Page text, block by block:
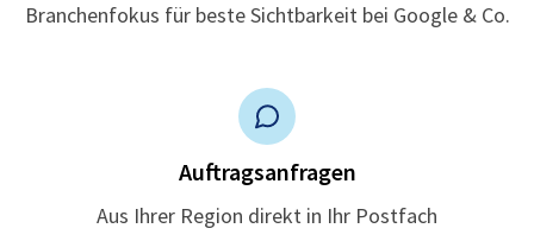
Branchenfokus für beste Sichtbarkeit bei Google & Co.
Auftragsanfragen
Aus Ihrer Region direkt in Ihr Postfach